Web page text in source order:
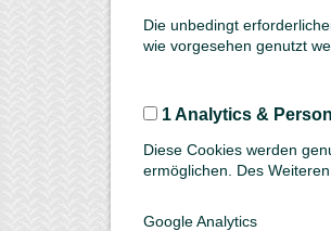
Die unbedingt
wie vorgesehen genutzt
1 Analytics &
Diese Cookies werden
ermöglichen. Des
Google Analytics